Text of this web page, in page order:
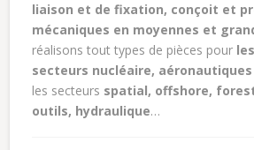
liaison et de fixation, conçoit et
mécaniques en moyennes et
réalisons tout types de pièces pour les
secteurs nucléaire, aéronautiques
les secteurs spatial, offshore,
outils, hydraulique…